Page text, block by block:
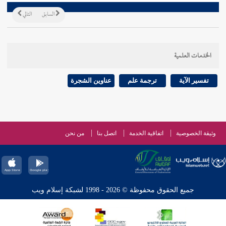
التالي السابق
الخدمات العلمية
تفسير الآية ترجمة علم عناوين الشجرة
وثيقة الخصوصية اتفاقية الخدمة اتصل بنا من نحن
جميع الحقوق محفوظة © 2026 - 1998 لشبكة إسلام ويب